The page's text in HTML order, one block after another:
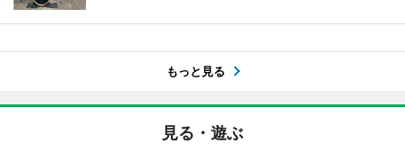
もっと見る
見る・遊ぶ